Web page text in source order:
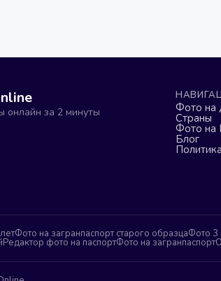
онлайн за 2 минуты Фото на
Страны
Фото на
Блог
Фото на загранпаспорт старого образцаФото 3
Редактор фото на паспортФото на загранпаспорт